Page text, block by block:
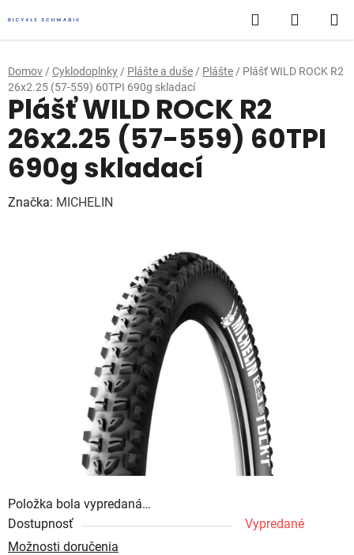
na
obsah
Hľadať
KOŠÍK
Domov / Cyklodoplnky / Plášte a duše / Plášte / Plášť WILD ROCK R2
26x2.25 (57-559) 60TPI 690g skladací
Položka bola vypredaná…
Dostupnosť
Vypredané
Možnosti doručenia
Plášť WILD ROCK R2
26x2.25 (57-559) 60TPI
690g skladací
Značka: MICHELIN